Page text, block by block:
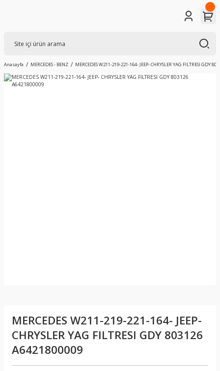
Anasayfa MERCEDES - BENZ MERCEDES W211-219-221-164- JEEP- CHRYSLER YAG FILTRESI GDY
MERCEDES W211-219-221-164- JEEP-
CHRYSLER YAG FILTRESI GDY 803126
A6421800009